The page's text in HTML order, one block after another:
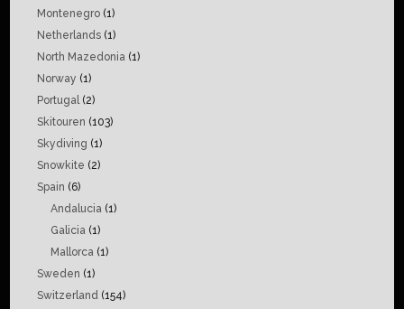
Montenegro (1)
Netherlands (1)
North Mazedonia (1)
Norway (1)
Portugal(2)
Skitouren (103)
Skydiving (1)
Snowkite (2)
Spain (6)
Andalucia (1)
Galicia (1)
Mallorca (1)
Sweden (1)
Switzerland (154)